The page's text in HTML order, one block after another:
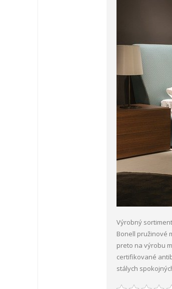
Výrobný
Bonell pružinové
preto na výrobu
certifikované
stálych